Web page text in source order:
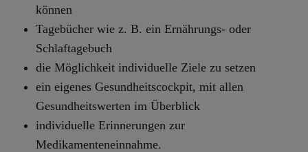
können
Tagebücher wie z. B. ein Ernährungs- oder
Schlaftagebuch
die Möglichkeit individuelle Ziele zu setzen
ein eigenes Gesundheitscockpit, mit allen
Gesundheitswerten im Überblick
individuelle Erinnerungen zur
Medikamenteneinnahme.